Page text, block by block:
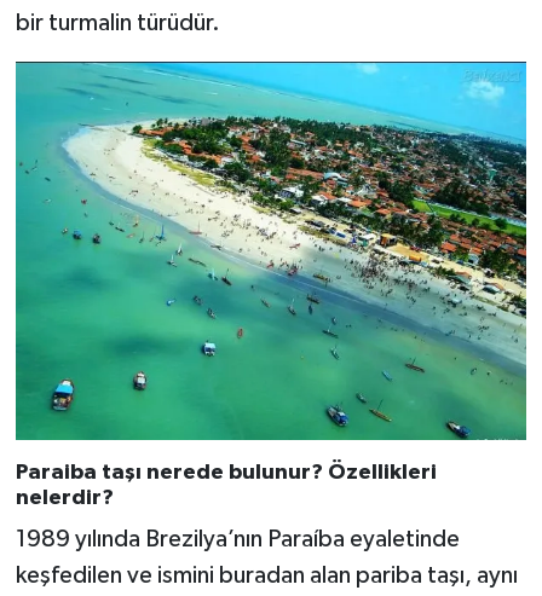
bir turmalin türüdür.
Paraiba taşı nerede bulunur? Özellikleri
nelerdir?
1989 yılında Brezilya’nın Paraíba eyaletinde
keşfedilen ve ismini buradan alan pariba taşı, aynı